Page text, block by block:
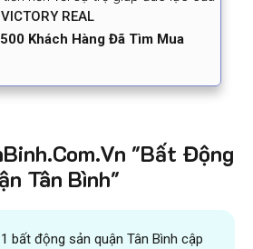
VICTORY REAL
Khách Hàng Đã Tìm Mua
"Bất Động
Tân Bình"
bất động sản quận Tân Bình cập